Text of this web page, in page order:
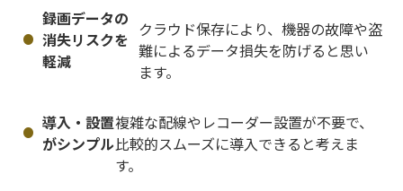
録画データの
消失リスクを
軽減
クラウド保存により、機器の故障や盗
難によるデータ損失を防げると思い
ます。
導入・設置
がシンプル
複雑な配線やレコーダー設置が不要で、
比較的スムーズに導入できると考えま
す。